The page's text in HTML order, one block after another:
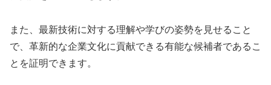
また、最新技術に対する理解や学びの姿勢を見せること
で、革新的な企業文化に貢献できる有能な候補者であるこ
とを証明できます。